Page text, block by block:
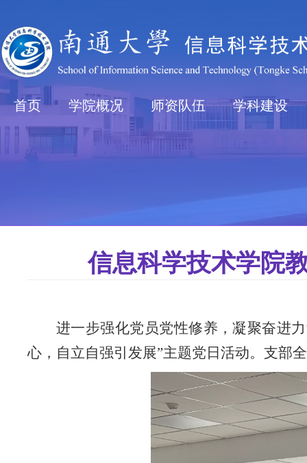
首页 学院概况 师资队伍 学科建设
信息科学技术学院
进一步强化党员党性修养，凝聚奋进
心，自立自强引发展”主题党日活动。支部